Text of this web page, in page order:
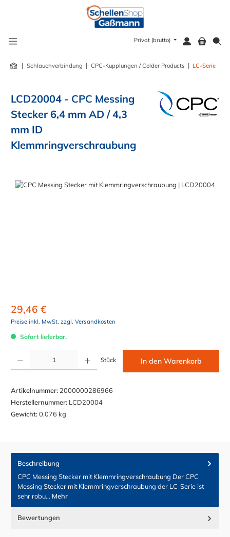
Privat (brutto)
| Schlauchverbindung | CPC-Kupplungen / Colder Products | LC-Serie
LCD20004 - CPC Messing
Stecker 6,4 mm AD / 4,3
mm ID
Klemmringverschraubung
Bildergalerie überspringen
29,46 €
Preise inkl. MwSt. zzgl. Versandkosten
Sofort lieferbar.
Stück In den Warenkorb
Artikelnummer: 2000000286966
Herstellernummer: LCD20004
Gewicht:0,076 kg
Beschreibung
CPC Messing Stecker mit Klemmringverschraubung Der CPC
Messing Stecker mit Klemmringverschraubung der LC-Serie ist
sehr robu… Mehr
Bewertungen